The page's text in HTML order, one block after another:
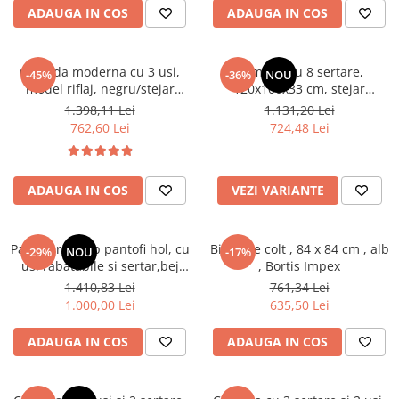
Scaune living/dining
Seturi masa +scaune dining
Tabureti
Suporturi si tavi
Chiuvete bucatarie
Mobilier/seturi de bucatarie
Scaune bucatarie
Scaune din lemn
Comode
ADAUGA IN COS ADAUGA IN COS
-45%
Comoda moderna cu 3 usi,
model riflaj, negru/stejar
artisan, 120x88x44 cm, Bortis
impex
1.398,11 Lei
762,60 Lei
ADAUGA IN COS
-36% NOU
Comoda cu 8 sertare,
120x100x33 cm, stejar
sonoma/alb, pentru hol,
living, dormitor, birou, Bortis
Impex
1.131,20 Lei
724,48 Lei
VEZI VARIANTE
-29% NOU
Pantofar/dulap pantofi hol, cu
usi rabatabile si sertar,bej
crem casmir, pal+mdf casmir ,
98x 55x34 cm, usa mdf cu
model riflaj, picioare negre,
butoni auriu, Bortis
1.410,83 Lei
1.000,00 Lei
ADAUGA IN COS
-17%
Birou pe colt , 84 x 84 cm , alb
, Bortis Impex
761,34 Lei
635,50 Lei
ADAUGA IN COS